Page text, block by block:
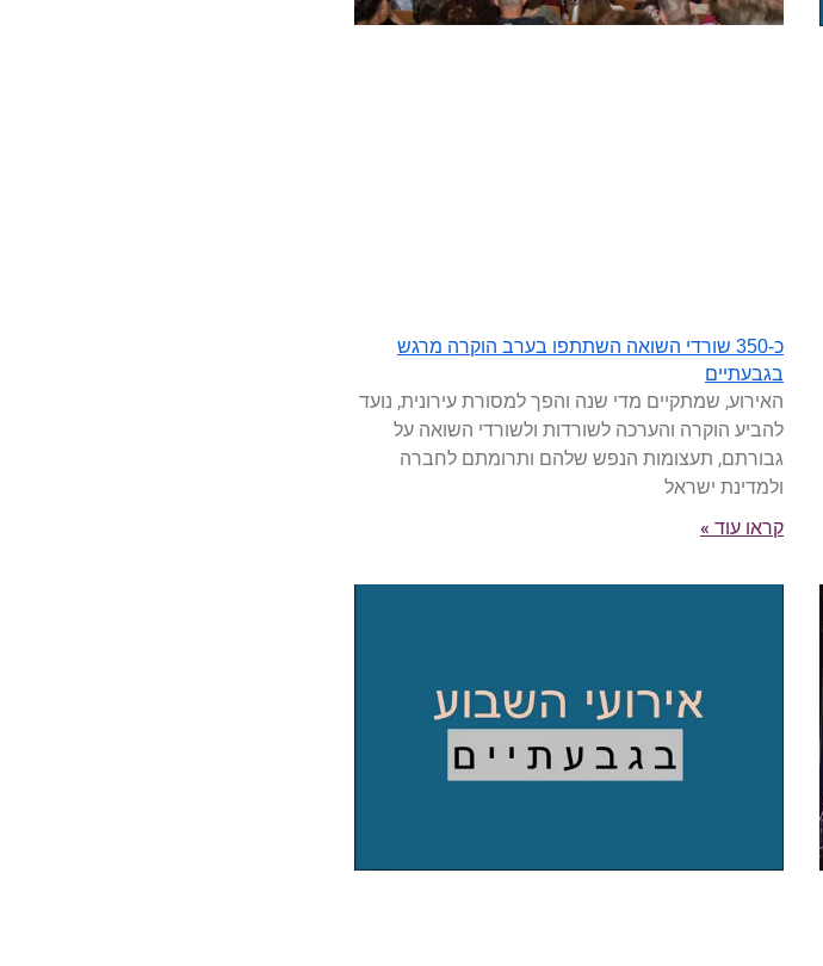
כ-350 שורדי השואה השתתפו בערב הוקרה מרגש
בגבעתיים
האירוע, שמתקיים מדי שנה והפך למסורת עירונית, נועד
להביע הוקרה והערכה לשורדות ולשורדי השואה על
גבורתם, תעצומות הנפש שלהם ותרומתם לחברה
ולמדינת ישראל
קראו עוד »